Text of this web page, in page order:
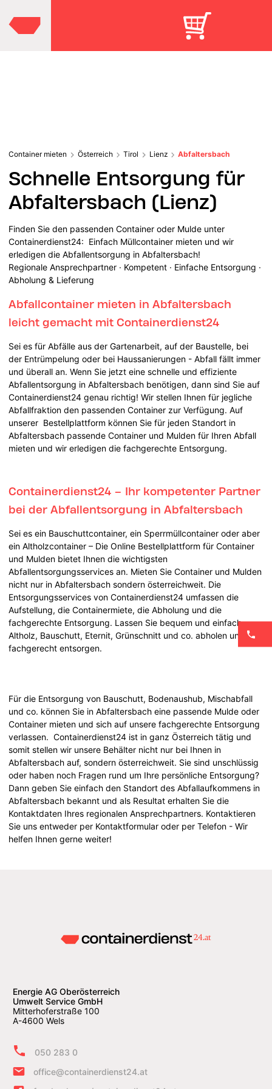
Container mieten Österreich Tirol Lienz Abfaltersbach
Schnelle Entsorgung für
Abfaltersbach (Lienz)
Finden Sie den passenden Container oder Mulde unter
Containerdienst24: Einfach Müllcontainer mieten und wir
erledigen die Abfallentsorgung in Abfaltersbach!
Regionale Ansprechpartner · Kompetent · Einfache Entsorgung ·
Abholung & Lieferung
Abfallcontainer mieten in Abfaltersbach
leicht gemacht mit Containerdienst24
Sei es für Abfälle aus der Gartenarbeit, auf der Baustelle, bei
der Entrümpelung oder bei Haussanierungen - Abfall fällt immer
und überall an. Wenn Sie jetzt eine schnelle und effiziente
Abfallentsorgung in Abfaltersbach benötigen, dann sind Sie auf
Containerdienst24 genau richtig! Wir stellen Ihnen für jegliche
Abfallfraktion den passenden Container zur Verfügung. Auf
unserer Bestellplattform können Sie für jeden Standort in
Abfaltersbach passende Container und Mulden für Ihren Abfall
mieten und wir erledigen die fachgerechte Entsorgung.
Containerdienst24 – Ihr kompetenter Partner
bei der Abfallentsorgung in Abfaltersbach
Sei es ein Bauschuttcontainer, ein Sperrmüllcontainer oder aber
ein Altholzcontainer – Die Online Bestellplattform für Container
und Mulden bietet Ihnen die wichtigsten
Abfallentsorgungsservices an. Mieten Sie Container und Mulden
nicht nur in Abfaltersbach sondern österreichweit. Die
Entsorgungsservices von Containerdienst24 umfassen die
Aufstellung, die Containermiete, die Abholung und die
fachgerechte Entsorgung. Lassen Sie bequem und einfach
Altholz, Bauschutt, Eternit, Grünschnitt und co. abholen und
fachgerecht entsorgen.
Für die Entsorgung von Bauschutt, Bodenaushub, Mischabfall
und co. können Sie in Abfaltersbach eine passende Mulde oder
Container mieten und sich auf unsere fachgerechte Entsorgung
verlassen. Containerdienst24 ist in ganz Österreich tätig und
somit stellen wir unsere Behälter nicht nur bei Ihnen in
Abfaltersbach auf, sondern österreichweit. Sie sind unschlüssig
oder haben noch Fragen rund um Ihre persönliche Entsorgung?
Dann geben Sie einfach den Standort des Abfallaufkommens in
Abfaltersbach bekannt und als Resultat erhalten Sie die
Kontaktdaten Ihres regionalen Ansprechpartners. Kontaktieren
Sie uns entweder per Kontaktformular oder per Telefon - Wir
helfen Ihnen gerne weiter!
Energie AG Oberösterreich
Umwelt Service GmbH
Mitterhoferstraße 100
A-4600 Wels
050 283 0
office@containerdienst24.at